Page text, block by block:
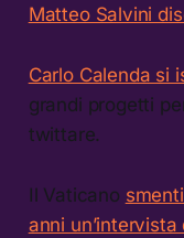
Matteo Salvini
Carlo Calenda si
grandi progetti
twittare.
Il Vaticano
anni